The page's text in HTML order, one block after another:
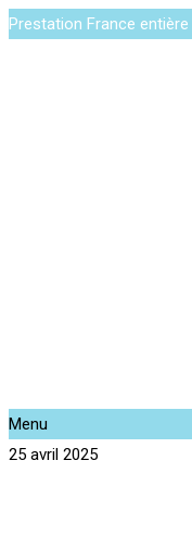
Prestation France entière
Menu
25 avril 2025